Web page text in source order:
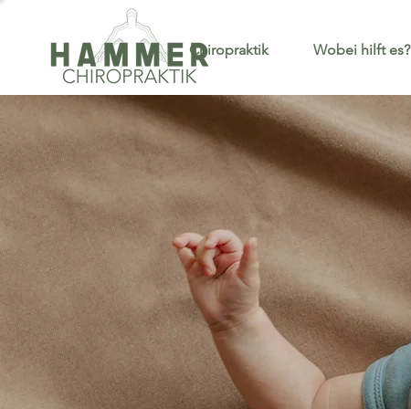
Chiropraktik Wobei hilft es?